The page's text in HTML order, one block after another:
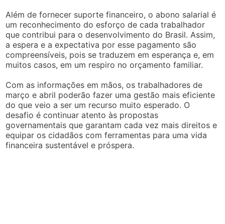
Além de fornecer suporte financeiro, o abono salarial é
um reconhecimento do esforço de cada trabalhador
que contribui para o desenvolvimento do Brasil. Assim,
a espera e a expectativa por esse pagamento são
compreensíveis, pois se traduzem em esperança e, em
muitos casos, em um respiro no orçamento familiar.
Com as informações em mãos, os trabalhadores de
março e abril poderão fazer uma gestão mais eficiente
do que veio a ser um recurso muito esperado. O
desafio é continuar atento às propostas
governamentais que garantam cada vez mais direitos e
equipar os cidadãos com ferramentas para uma vida
financeira sustentável e próspera.